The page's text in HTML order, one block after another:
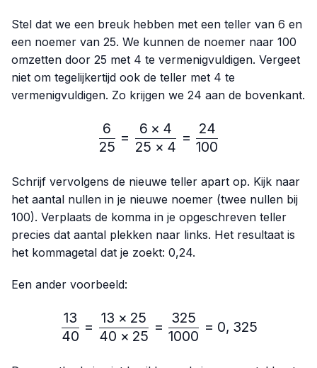
Stel dat we een breuk hebben met een teller van 6 en
een noemer van 25. We kunnen de noemer naar 100
omzetten door 25 met 4 te vermenigvuldigen. Vergeet
niet om tegelijkertijd ook de teller met 4 te
vermenigvuldigen. Zo krijgen we 24 aan de bovenkant.
\frac{6}{25}=\frac{6 ×
25
6
=
25 × 4
6 × 4
=
100
24
Schrijf vervolgens de nieuwe teller apart op. Kijk naar
het aantal nullen in je nieuwe noemer (twee nullen bij
100). Verplaats de komma in je opgeschreven teller
precies dat aantal plekken naar links. Het resultaat is
het kommagetal dat je zoekt: 0,24.
Een ander voorbeeld:
\frac{13}{40}=\frac{13
40
13
=
40 × 25
13 × 25
=
1000
325
= 0, 325